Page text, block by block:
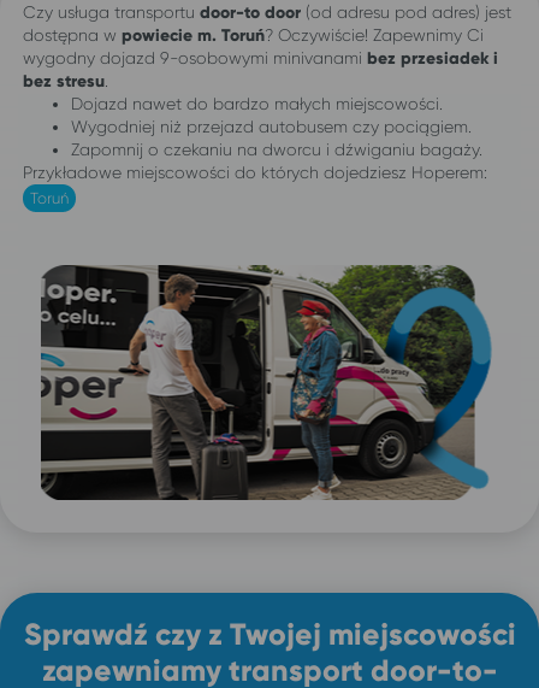
Czy usługa transportu door-to door (od adresu pod adres) jest
dostępna w powiecie m. Toruń? Oczywiście! Zapewnimy Ci
wygodny dojazd 9-osobowymi minivanami bez przesiadek i
bez stresu
Dojazd nawet do bardzo małych miejscowości.
Wygodniej niż przejazd autobusem czy pociągiem.
Zapomnij o czekaniu na dworcu i dźwiganiu bagaży.
Przykładowe miejscowości do których dojedziesz Hoperem:
Toruń
Sprawdź czy z Twojej miejscowości
zapewniamy transport door-to-